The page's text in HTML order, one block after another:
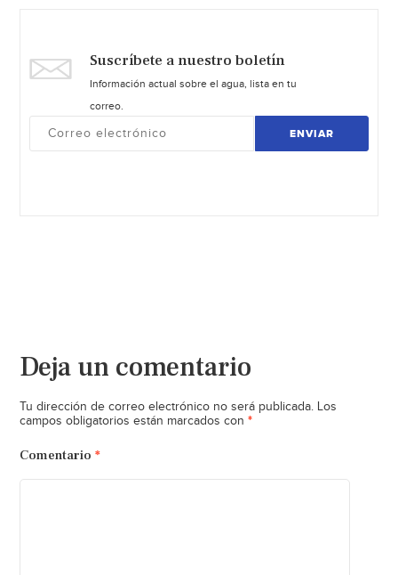
Suscríbete a nuestro boletín
Información actual sobre el agua, lista en tu
correo.
ENVIAR
Deja un comentario
Tu dirección de correo electrónico no será publicada. Los
campos obligatorios están marcados con *
Comentario *